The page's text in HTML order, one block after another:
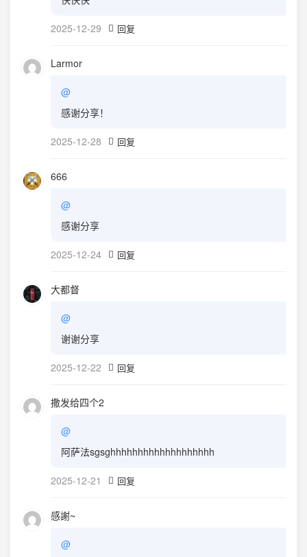
2025-12-29 回复
Larmor
@
感谢分享！
2025-12-28 回复
666
@
感谢分享
2025-12-24 回复
大都督
@
谢谢分享
2025-12-22 回复
撒发给四个2
@
阿萨法sgsghhhhhhhhhhhhhhhhhhh
2025-12-21 回复
感謝~
@